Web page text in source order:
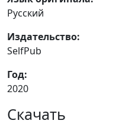
Русский
Издательство:
SelfPub
Год:
2020
Скачать